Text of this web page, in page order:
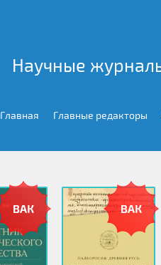
Научные
Главная Главные редакторы